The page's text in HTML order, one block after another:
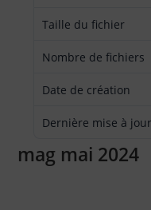
Taille du fichier
Nombre de fichiers
Date de création
Dernière mise à jour
mag mai 2024